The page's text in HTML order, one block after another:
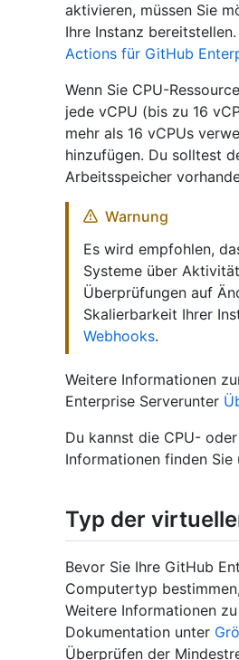
aktivieren, müssen Sie
Ihre Instanz
Actions für GitHub
Wenn Sie CPU-
jede vCPU (bis zu 16
mehr als 16 vCPUs
hinzufügen. Du solltest
Arbeitsspeicher
Warnung
Es wird empfohlen,
Systeme über
Überprüfungen auf
Skalierbarkeit Ihrer
Webhooks.
Weitere Informationen
Enterprise Serverunter
Du kannst die CPU-
Informationen finden Sie
Typ der
Bevor Sie Ihre GitHub
Computertyp
Weitere Informationen
Dokumentation unter
Überprüfen der